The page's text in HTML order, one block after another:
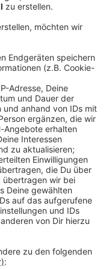
"Ibena
autofreies,
und
Kita und einem
sich die List-
für Gronau
Schumacher-